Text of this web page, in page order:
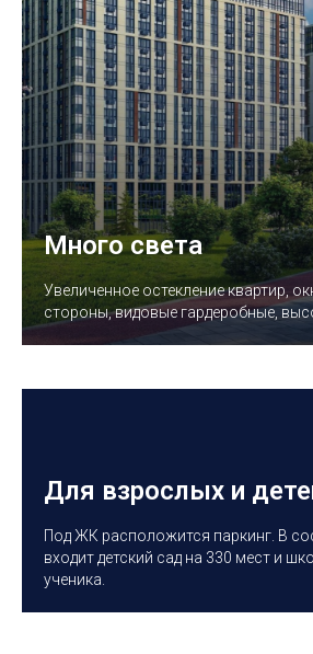
Много света
Увеличенное остекление квартир,
стороны, видовые гардеробные,
Для взрослых и
Под ЖК расположится паркинг. В
входит детский сад на 330 мест и
ученика.